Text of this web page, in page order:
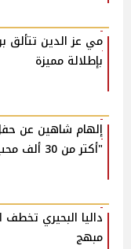
مي عز الدين تتألق
بإطلالة مميزة
إلهام شاهين عن
"أكتر من 30 ألف محب ليها"
داليا البحيري
مبهج